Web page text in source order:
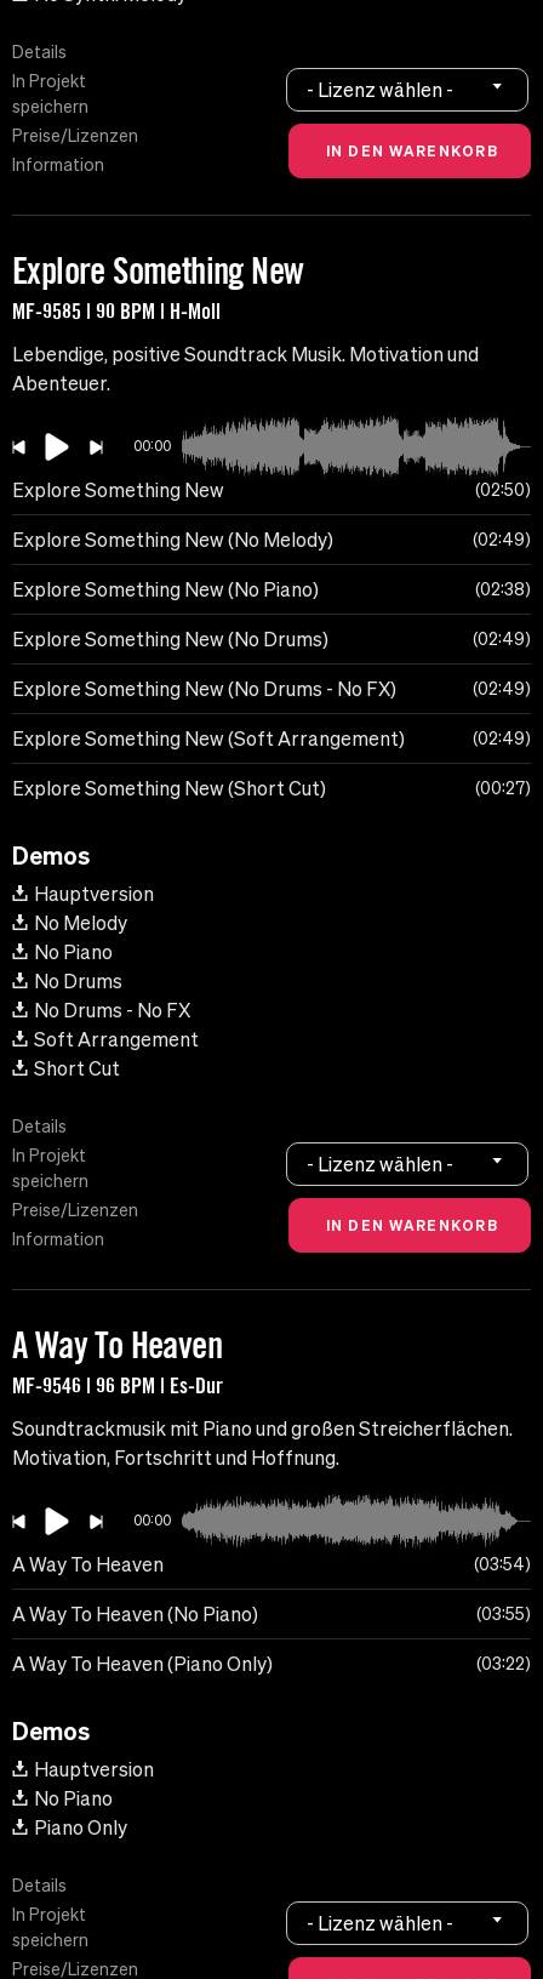
Details
In Projekt
speichern
Preise/Lizenzen
Information
- Lizenz wählen -
Explore Something New
MF-9585 | 90 BPM | H-Moll
Lebendige, positive Soundtrack Musik. Motivation und
Abenteuer.
00:00
Explore Something New 02:50
Explore Something New (No Melody) 02:49
Explore Something New (No Piano) 02:38
Explore Something New (No Drums) 02:49
Explore Something New (No Drums - No FX) 02:49
Explore Something New (Soft Arrangement) 02:49
Explore Something New (Short Cut) 00:27
Demos
Hauptversion
No Melody
No Piano
No Drums
No Drums - No FX
Soft Arrangement
Short Cut
Details
In Projekt
speichern
Preise/Lizenzen
Information
- Lizenz wählen -
A Way To Heaven
MF-9546 | 96 BPM | Es-Dur
Soundtrackmusik mit Piano und großen Streicherflächen.
Motivation, Fortschritt und Hoffnung.
00:00
A Way To Heaven 03:54
A Way To Heaven (No Piano) 03:55
A Way To Heaven (Piano Only) 03:22
Demos
Hauptversion
No Piano
Piano Only
Details
In Projekt
speichern
Preise/Lizenzen
- Lizenz wählen -